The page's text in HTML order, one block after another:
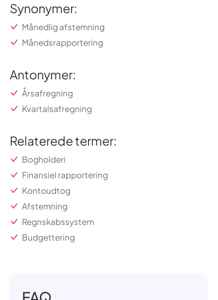
Synonymer:
Månedlig afstemning
Månedsrapportering
Antonymer:
Årsafregning
Kvartalsafregning
Relaterede termer:
Bogholderi
Finansiel rapportering
Kontoudtog
Afstemning
Regnskabssystem
Budgettering